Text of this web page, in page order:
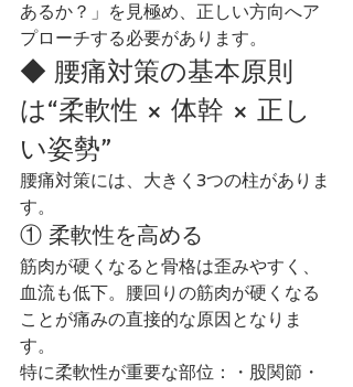
あるか？」を見極め、正しい方向へア
プローチする必要があります。
◆ 腰痛対策の基本原則
は“柔軟性 × 体幹 × 正し
い姿勢”
腰痛対策には、大きく3つの柱がありま
す。
① 柔軟性を高める
筋肉が硬くなると骨格は歪みやすく、
血流も低下。腰回りの筋肉が硬くなる
ことが痛みの直接的な原因となりま
す。
特に柔軟性が重要な部位：・股関節・